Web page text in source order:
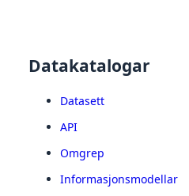
Datakatalogar
Datasett
API
Omgrep
Informasjonsmodellar